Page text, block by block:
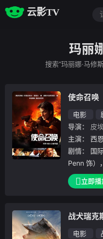
云影TV
玛丽
搜索“玛丽娜·马修
使命召唤
电影
导演：
皮
主演：
西
剧情：
Penn 饰）
但天不从
，为了确
立即播
战犬瑞克
电影